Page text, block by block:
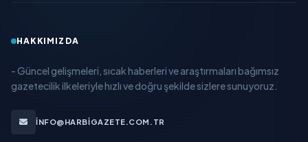
HAKKIMIZDA
- Güncel gelişmeleri, sıcak haberleri ve araştırmaları bağımsız
gazetecilik ilkeleriyle hızlı ve doğru şekilde sizlere sunuyoruz.
INFO@HARBIGAZETE.COM.TR